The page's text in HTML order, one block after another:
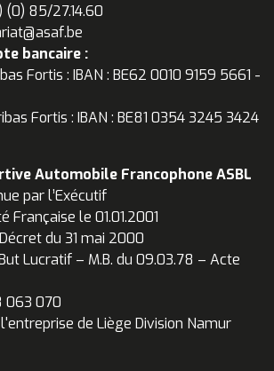
(0) 85/27.14.60
bancaire :
Fortis : IBAN : BE62 0010 9159 5661 -
Fortis : IBAN : BE81 0354 3245 3424
Automobile Francophone ASBL
par l’Exécutif
Française le 01.01.2001
du 31 mai 2000
Lucratif – M.B. du 09.03.78 – Acte
063 070
de Liège Division Namur